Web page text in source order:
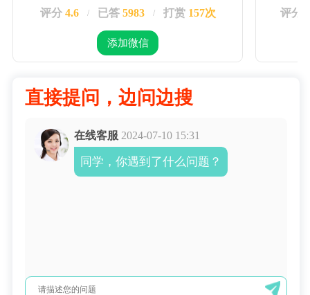
评分 4.6 / 已答 5983 / 打赏 157次
添加微信
评分
直接提问，边问边搜
在线客服 2024-07-10 15:31
同学，你遇到了什么问题？